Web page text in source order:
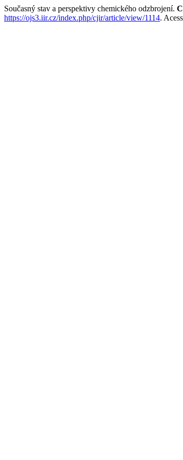
Současný stav a perspektivy chemického odzbrojení.
https://ojs3.iir.cz/index.php/cjir/article/view/1114.